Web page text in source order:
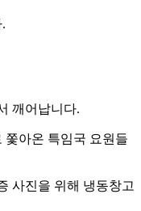
깨어납니다.
쫓아온 특임국 요원들
사진을 위해 냉동창고